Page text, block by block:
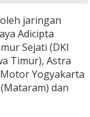
jaringan
Adicipta
Sejati (DKI
Timur), Astra
Yogyakarta
dan